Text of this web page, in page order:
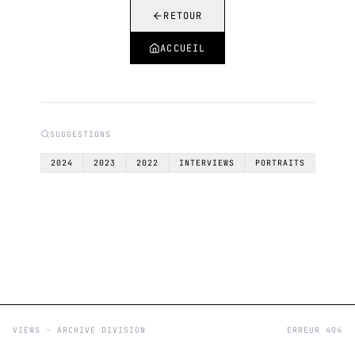
RETOUR
ACCUEIL
SUGGESTIONS
2024 2023 2022 INTERVIEWS PORTRAITS
VIEWS - ARCHIVE DIVISION ERREUR 404